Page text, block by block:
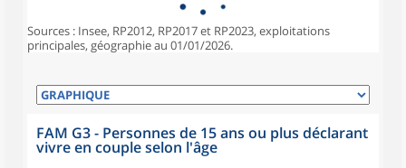
Sources : Insee, RP2012, RP2017 et RP2023, exploitations
principales, géographie au 01/01/2026.
FAM G3 - Personnes de 15 ans ou plus déclarant
vivre en couple selon l'âge